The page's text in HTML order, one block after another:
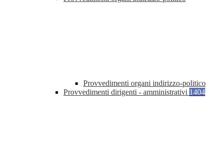
Provvedimenti organi indirizzo-politico
Provvedimenti dirigenti - amministrativi 1404